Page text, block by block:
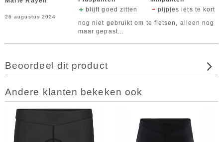
26 augustus 2024
blijft goed zitten
pijpjes iets te kort
nog niet gebruikt om te fietsen, alleen nog
maar gepast...
Beoordeel dit product
Andere klanten bekeken ook